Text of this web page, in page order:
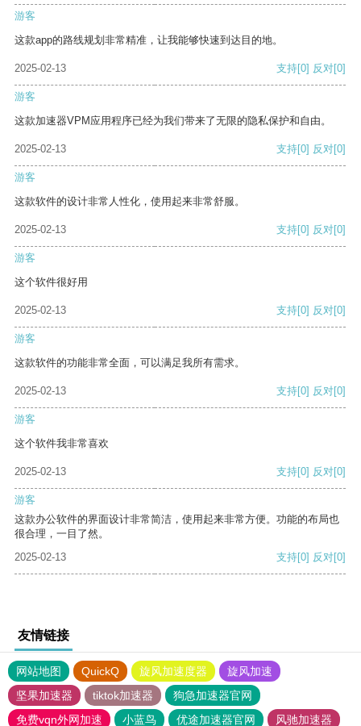
游客
这款app的路线规划非常精准，让我能够快速到达目的地。
2025-02-13 支持[0] 反对[0]
游客
这款加速器VPM应用程序已经为我们带来了无限的隐私保护和自由。
2025-02-13 支持[0] 反对[0]
游客
这款软件的设计非常人性化，使用起来非常舒服。
2025-02-13 支持[0] 反对[0]
游客
这个软件很好用
2025-02-13 支持[0] 反对[0]
游客
这款软件的功能非常全面，可以满足我所有需求。
2025-02-13 支持[0] 反对[0]
游客
这个软件我非常喜欢
2025-02-13 支持[0] 反对[0]
游客
这款办公软件的界面设计非常简洁，使用起来非常方便。功能的布局也
很合理，一目了然。
2025-02-13
支持[0] 反对[0]
友情链接
网站地图 QuickQ 旋风加速度器
旋风加速
坚果加速器
tiktok加速器
狗急加速器官网
免费vqn外网加速
小蓝鸟 优途加速器官网 风驰加速器